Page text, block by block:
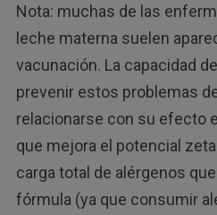
Nota: muchas de las
leche materna suelen
vacunación. La capacidad
prevenir estos problemas
relacionarse con su efecto
que mejora el potencial
carga total de alérgenos
fórmula (ya que consumir